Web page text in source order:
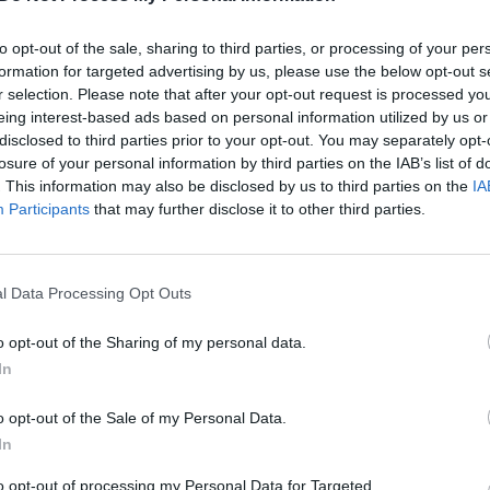
opt-out of the sale, sharing to third parties, or processing of your
for targeted advertising by us, please use the below opt-out
selection. Please note that after your opt-out request is processed
interest-based ads based on personal information utilized by us
to third parties prior to your opt-out. You may separately
of your personal information by third parties on the IAB’s list of
This information may also be disclosed by us to third parties on the
Participants that may further disclose it to other third parties.
Data Processing Opt Outs
opt-out of the Sharing of my personal data.
opt-out of the Sale of my Personal Data.
opt-out of processing my Personal Data for Targeted
Valujavičiaus
Žinios | Lietuvos diena
00:00:30
Majamyje surengtose
1“ lenktynėse – M.
pergalė
JAV nusidriekė eilės prie
mobiliųjų testavimo punktų:
padaugėjo sergančių
Žinios | Pasaulis
00:00:37
operacija Majamyje:
dėmesį sukaustė
o krentantis katinas
Sportas
gatves palaikyti Kubą